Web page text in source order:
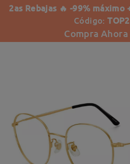
2as Rebajas 🔥 -99% máximo
Código:
Compra Ahora